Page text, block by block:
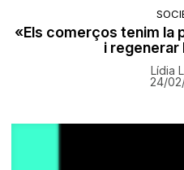
«Els comerços tenim
i regenerar
Lídia
24/